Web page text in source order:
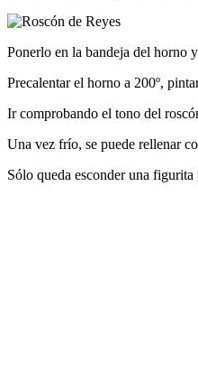
Ponerlo en la bandeja del horno
Precalentar el horno a 200º,
Ir comprobando el tono del
Una vez frío, se puede rellenar
Sólo queda esconder una